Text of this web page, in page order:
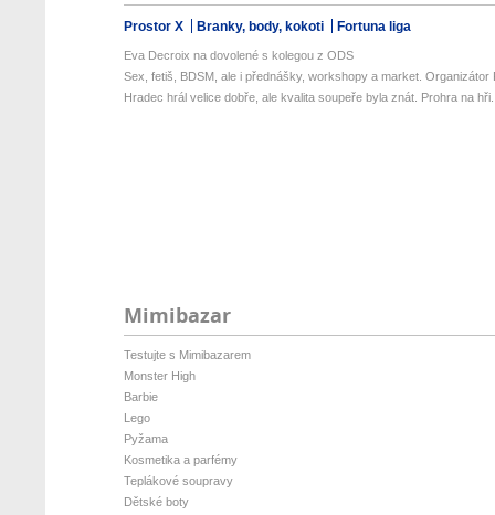
Prostor X Branky, body, kokoti Fortuna liga
Eva Decroix na dovolené s kolegou z ODS
Sex, fetiš, BDSM, ale i přednášky, workshopy a market. Organizátor
Hradec hrál velice dobře, ale kvalita soupeře byla znát. Prohra na
Mimibazar
Testujte s Mimibazarem
Monster High
Barbie
Lego
Pyžama
Kosmetika a parfémy
Teplákové soupravy
Dětské boty